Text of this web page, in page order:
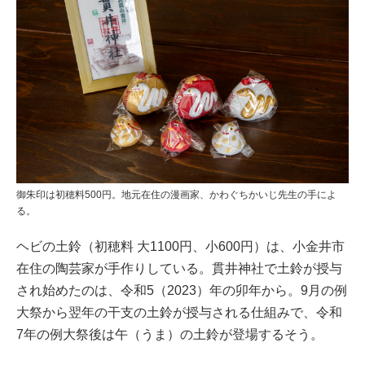
御朱印は初穂料500円。地元在住の漫画家、かわぐちかいじ先生の手によ
る。
ヘビの土鈴（初穂料 大1100円、小600円）は、小金井市
在住の陶芸家が手作りしている。貫井神社で土鈴が授与
され始めたのは、令和5（2023）年の卯年から。9月の例
大祭から翌年の干支の土鈴が授与される仕組みで、令和
7年の例大祭後は午（うま）の土鈴が登場するそう。